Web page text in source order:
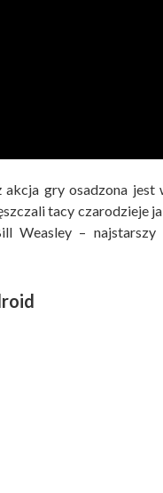
akcja gry osadzona jest
tacy czarodzieje
Weasley – najstarszy